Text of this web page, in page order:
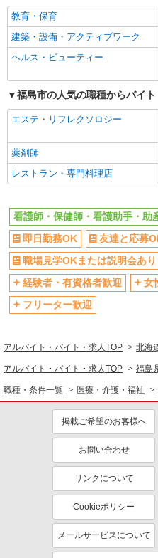
教育・保育
建築・設備・アクティブワーク
ヘルス・ビューティー
福島市の人気の職種からバイ
エステ・リフレクソロジー
薬剤師
レストラン・専門料理店
看護師・保健師・看護助手・助
即日勤務OK
友達と応募
職場見学OKまたは説明会あり
経験者・有資格者歓迎
女
フリーター歓迎
アルバイト・バイト・求人TOP 北海
アルバイト・バイト・求人TOP 福島
職種・条件一覧 医療・介護・福祉
掲載ご希望のお客様へ
お問い合わせ
リンクについて
Cookieポリシー
メールサービスについて